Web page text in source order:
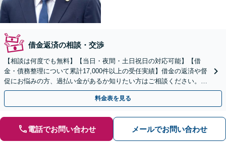
借金返済の相談・交渉
【相談は何度でも無料】【当日・夜間・土日祝日の対応可能】【借
金・債務整理について累計17,000件以上の受任実績】借金の返済や督
促にお悩みの方、過払い金があるか知りたい方はご相談ください。ベ
ストな解決策を提案いたします。
料金表を見る
電話でお問い合わせ メールでお問い合わせ